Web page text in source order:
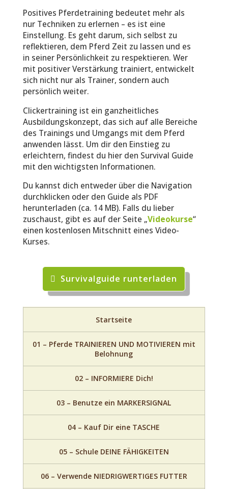
Positives Pferdetraining bedeutet mehr als
nur Techniken zu erlernen – es ist eine
Einstellung. Es geht darum, sich selbst zu
reflektieren, dem Pferd Zeit zu lassen und es
in seiner Persönlichkeit zu respektieren. Wer
mit positiver Verstärkung trainiert, entwickelt
sich nicht nur als Trainer, sondern auch
persönlich weiter.
Clickertraining ist ein ganzheitliches
Ausbildungskonzept, das sich auf alle Bereiche
des Trainings und Umgangs mit dem Pferd
anwenden lässt. Um dir den Einstieg zu
erleichtern, findest du hier den Survival Guide
mit den wichtigsten Informationen.
Du kannst dich entweder über die Navigation
durchklicken oder den Guide als PDF
herunterladen (ca. 14 MB). Falls du lieber
zuschaust, gibt es auf der Seite „Videokurse“
einen kostenlosen Mitschnitt eines Video-
Kurses.
Survivalguide runterladen
Startseite
01 – Pferde TRAINIEREN UND MOTIVIEREN mit
Belohnung
02 – INFORMIERE Dich!
03 – Benutze ein MARKERSIGNAL
04 – Kauf Dir eine TASCHE
05 – Schule DEINE FÄHIGKEITEN
06 – Verwende NIEDRIGWERTIGES FUTTER